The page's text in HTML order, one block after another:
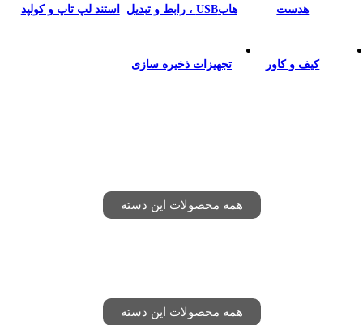
هدست هابUSB ، رابط و تبديل استند لپ تاپ و كولپد
كيف و كاور تجهیزات ذخیره سازی
همه محصولات این دسته
همه محصولات این دسته